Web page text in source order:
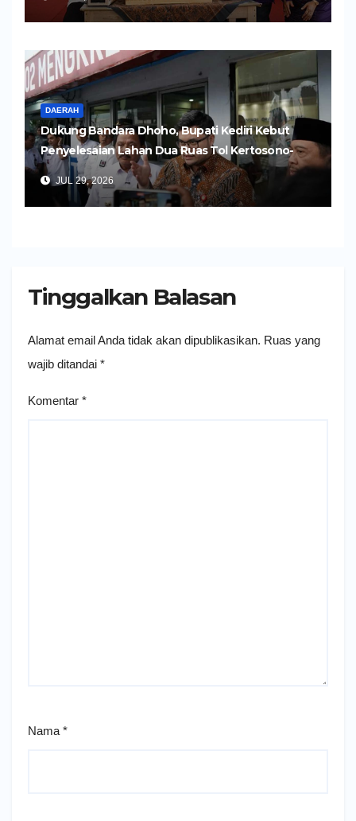
DAERAH
Dukung Bandara Dhoho, Bupati Kediri Kebut
Penyelesaian Lahan Dua Ruas Tol Kertosono-
Kediri
JUL 29, 2026
Tinggalkan Balasan
Alamat email Anda tidak akan dipublikasikan. Ruas yang
wajib ditandai *
Komentar *
Nama *